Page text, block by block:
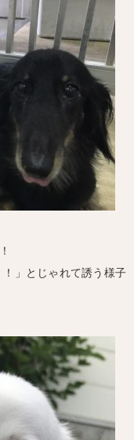
」とじゃれて誘う様子